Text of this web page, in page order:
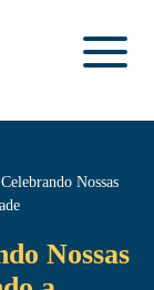
Nossas
Nossas